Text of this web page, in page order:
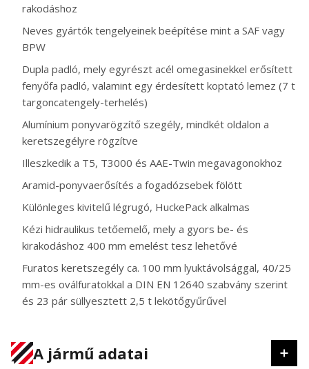
rakodáshoz
Neves gyártók tengelyeinek beépítése mint a SAF vagy
BPW
Dupla padló, mely egyrészt acél omegasinekkel erősített
fenyőfa padló, valamint egy érdesített koptató lemez (7 t
targoncatengely-terhelés)
Alumínium ponyvarögzítő szegély, mindkét oldalon a
keretszegélyre rögzítve
Illeszkedik a T5, T3000 és AAE-Twin megavagonokhoz
Aramid-ponyvaerősítés a fogadózsebek fölött
Különleges kivitelű légrugó, HuckePack alkalmas
Kézi hidraulikus tetőemelő, mely a gyors be- és
kirakodáshoz 400 mm emelést tesz lehetővé
Furatos keretszegély ca. 100 mm lyuktávolsággal, 40/25
mm-es oválfuratokkal a DIN EN 12640 szabvány szerint
és 23 pár süllyesztett 2,5 t lekötőgyűrűvel
A jármű adatai